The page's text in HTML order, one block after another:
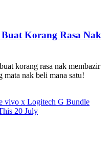
Korang Rasa Nak
korang rasa nak membazir
mata nak beli mana satu!